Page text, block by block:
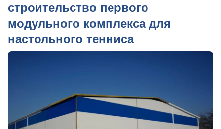
строительство первого
модульного комплекса для
настольного тенниса